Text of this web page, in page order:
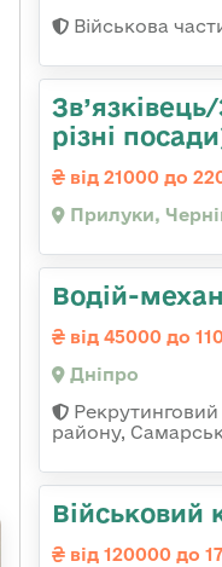
Військова
різні
від 21000 до
Прилуки,
Водій-
від 45000 до
Дніпро
району,
Військовий
від 120000 до